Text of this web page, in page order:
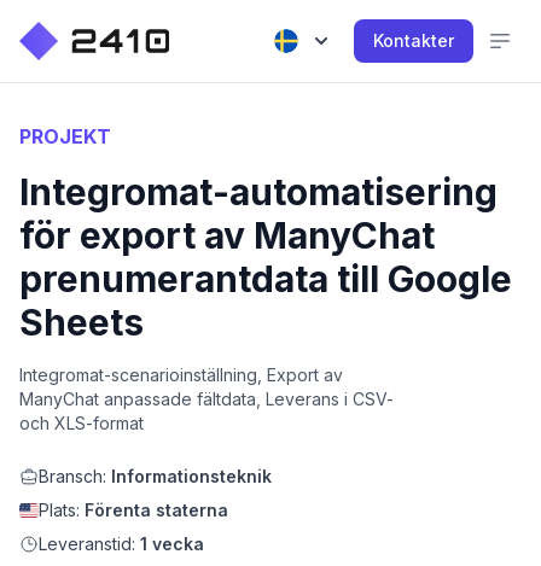
Kontakter
PROJEKT
Integromat-automatisering
för export av ManyChat
prenumerantdata till Google
Sheets
Integromat-scenarioinställning, Export av
ManyChat anpassade fältdata, Leverans i CSV-
och XLS-format
Bransch: Informationsteknik
Plats: Förenta staterna
Leveranstid: 1 vecka